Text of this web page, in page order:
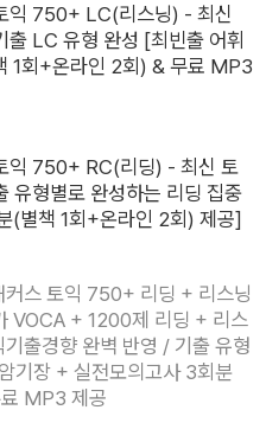
익 750+ LC(리스닝) - 최신
LC 유형 완성 [최빈출 어휘
1회+온라인 2회) & 무료 MP3
익 750+ RC(리딩) - 최신 토
유형별로 완성하는 리딩 집중
(별책 1회+온라인 2회) 제공]
스 토익 750+ 리딩 + 리스닝
VOCA + 1200제 리딩 + 리스
출경향 완벽 반영 / 기출 유형
기장 + 실전모의고사 3회분
MP3 제공